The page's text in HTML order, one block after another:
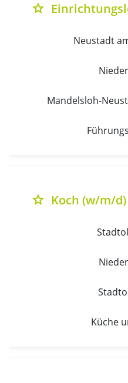
grade
Neustadt
Mandelsloh-
grade Koch (w/m/
Küche